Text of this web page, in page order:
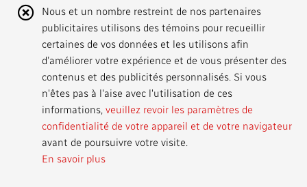
« Dans les deux cas, nonobstant ce qu’il contient,
peu importe les idées qui y sont déployées, on a
jugé que simplement prononcer le titre d’un livre
était offensant, vexatoire, et qu’il fallait s’en
repentir (…). C’est-à-dire que des mots sont si
chargés, si teintés d’insultes, qu’on ne peut pas
les prononcer sous aucun prétexte, ce à quoi, je
crois, il faut s’opposer quand il s’agit de
mentionner le titre d’un livre, en tout cas
Avis
sur
les
cookies
Nous et un nombre restreint de nos partenaires
publicitaires utilisons des témoins pour recueillir
certaines de vos données et les utilisons afin
d’améliorer votre expérience et de vous présenter des
contenus et des publicités personnalisés. Si vous
n'êtes pas à l'aise avec l'utilisation de ces
informations, veuillez revoir les paramètres de
confidentialité de votre appareil et de votre navigateur
avant de poursuivre votre visite.
En savoir plus